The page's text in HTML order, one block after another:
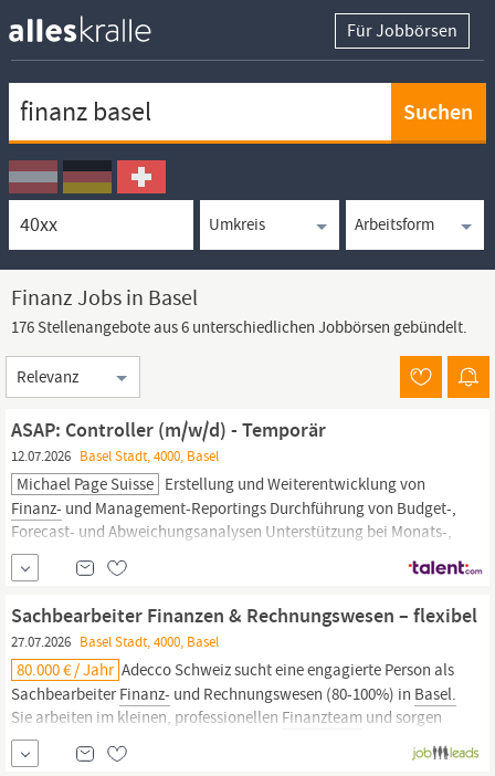
Für Jobbörsen
Ortssuche
Umkreissuche
Arbeitsform
Finanz Jobs in Basel
176 Stellenangebote aus 6 unterschiedlichen Jobbörsen gebündelt.
Sortierung
ASAP: Controller (m/w/d) - Temporär
12.07.2026 Basel Stadt, 4000, Basel
Michael Page Suisse Erstellung und Weiterentwicklung von
Finanz- und Management-Reportings Durchführung von Budget-,
Forecast- und Abweichungsanalysen Unterstützung bei Monats-,
Quartals- und Jahresabschlüssen Analyse von Kostenstrukturen,
Erträgen und relevanten KPIs Identifikation von
finanziellen
Sachbearbeiter Finanzen & Rechnungswesen – flexibel
27.07.2026 Basel Stadt, 4000, Basel
80.000 € / Jahr Adecco Schweiz sucht eine engagierte Person als
SachbearbeiterFinanz- und Rechnungswesen (80-100%) in Basel.
Sie arbeiten im kleinen, professionellen Finanzteam und sorgen
gemeinsam für eine korrekte Buchführung. Eintrittstermin: sofort
oder nach Vereinbarung. Zu den Aufgaben gehören Haupt- und